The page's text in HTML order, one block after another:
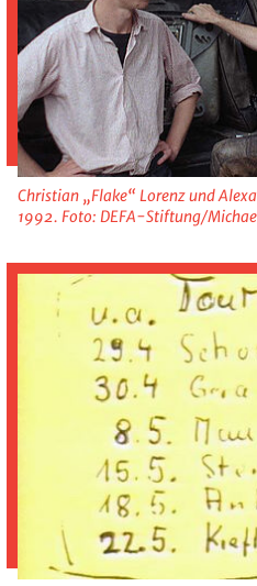
Christian „Flake“ Lorenz und
1992. Foto: DEFA-Stiftung/